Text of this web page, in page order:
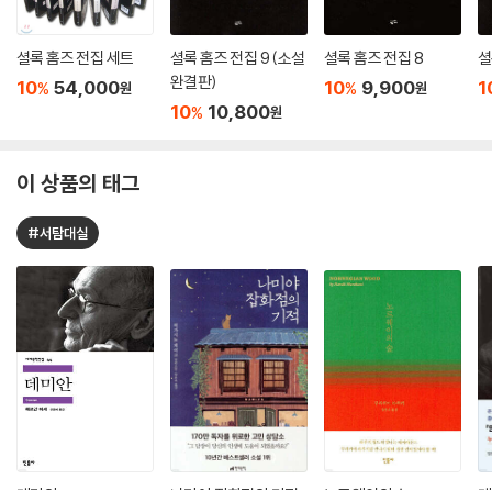
셜록 홈즈 전집 세트
10% 54,000원
셜록 홈즈 전집 9 (소설
완결판)
10% 10,800원
셜록 홈즈 전집 8
10% 9,900원
이 상품의 태그
#서탐대실